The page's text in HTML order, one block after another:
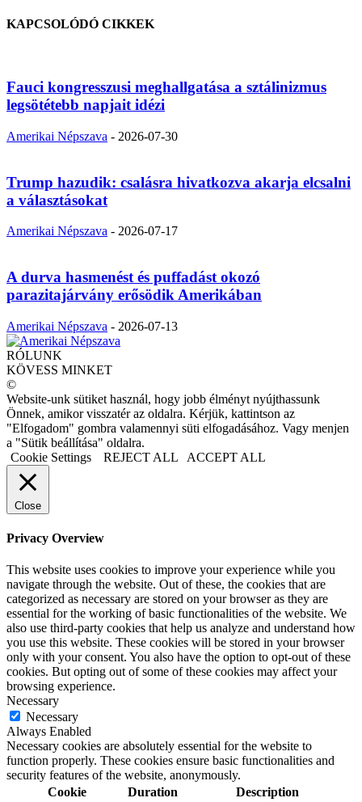
KAPCSOLÓDÓ CIKKEK
Fauci kongresszusi meghallgatása a sztálinizmus
legsötétebb napjait idézi
Amerikai Népszava - 2026-07-30
Trump hazudik: csalásra hivatkozva akarja elcsalni
a választásokat
Amerikai Népszava - 2026-07-17
A durva hasmenést és puffadást okozó
parazitajárvány erősödik Amerikában
Amerikai Népszava - 2026-07-13
RÓLUNK
KÖVESS MINKET
©
Website-unk sütiket használ, hogy jobb élményt nyújthassunk
Önnek, amikor visszatér az oldalra. Kérjük, kattintson az
"Elfogadom" gombra valamennyi süti elfogadásához. Vagy menjen
a "Sütik beállítása" oldalra.
Cookie Settings
REJECT ALL ACCEPT ALL
Close
Privacy Overview
This website uses cookies to improve your experience while you
navigate through the website. Out of these, the cookies that are
categorized as necessary are stored on your browser as they are
essential for the working of basic functionalities of the website. We
also use third-party cookies that help us analyze and understand how
you use this website. These cookies will be stored in your browser
only with your consent. You also have the option to opt-out of these
cookies. But opting out of some of these cookies may affect your
browsing experience.
Necessary
Necessary
Always Enabled
Necessary cookies are absolutely essential for the website to
function properly. These cookies ensure basic functionalities and
security features of the website, anonymously.
Cookie
Duration Description